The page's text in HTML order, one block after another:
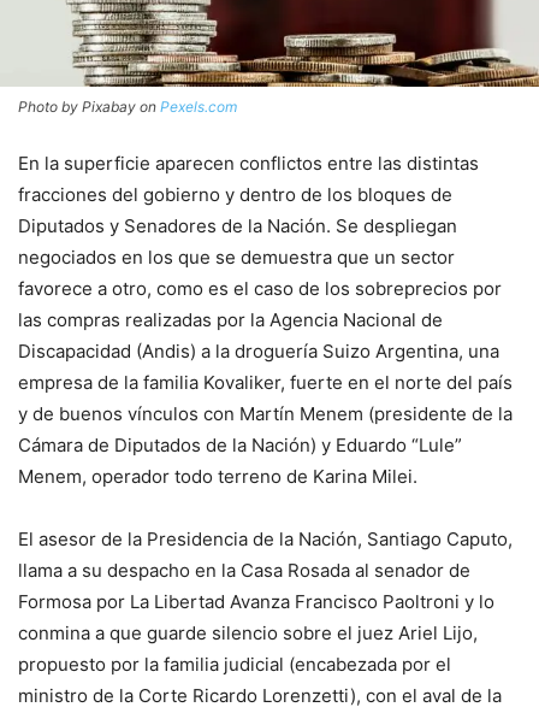
Photo by Pixabay on Pexels.com
En la superficie aparecen conflictos entre las distintas
fracciones del gobierno y dentro de los bloques de
Diputados y Senadores de la Nación. Se despliegan
negociados en los que se demuestra que un sector
favorece a otro, como es el caso de los sobreprecios por
las compras realizadas por la Agencia Nacional de
Discapacidad (Andis) a la droguería Suizo Argentina, una
empresa de la familia Kovaliker, fuerte en el norte del país
y de buenos vínculos con Martín Menem (presidente de la
Cámara de Diputados de la Nación) y Eduardo “Lule”
Menem, operador todo terreno de Karina Milei.
El asesor de la Presidencia de la Nación, Santiago Caputo,
llama a su despacho en la Casa Rosada al senador de
Formosa por La Libertad Avanza Francisco Paoltroni y lo
conmina a que guarde silencio sobre el juez Ariel Lijo,
propuesto por la familia judicial (encabezada por el
ministro de la Corte Ricardo Lorenzetti), con el aval de la